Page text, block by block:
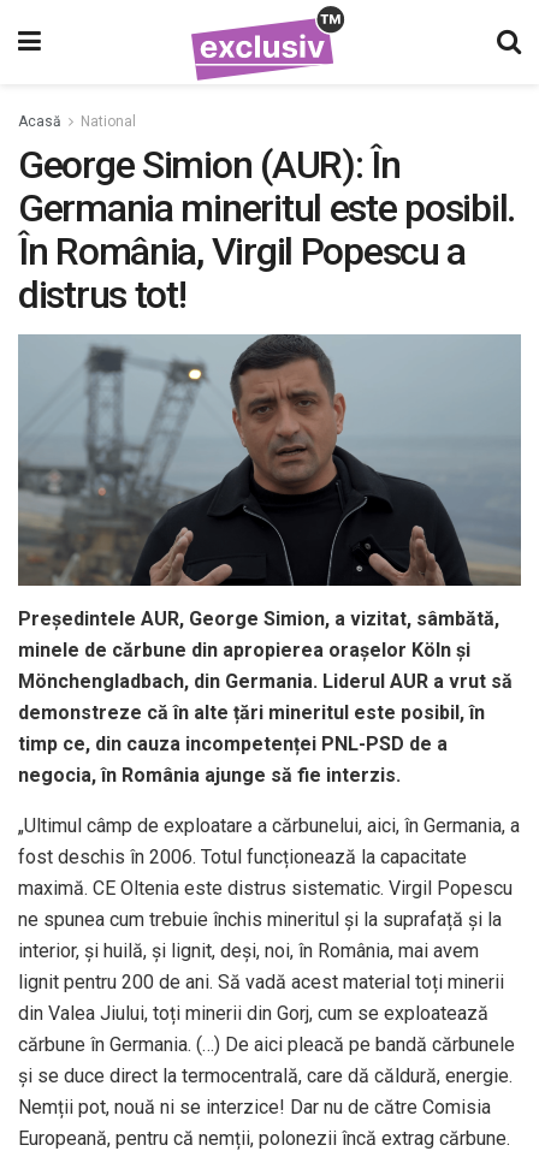
Acasă National
George Simion (AUR): În
Germania mineritul este posibil.
În România, Virgil Popescu a
distrus tot!
Președintele AUR, George Simion, a vizitat, sâmbătă,
minele de cărbune din apropierea orașelor Köln și
Mönchengladbach, din Germania. Liderul AUR a vrut să
demonstreze că în alte țări mineritul este posibil, în
timp ce, din cauza incompetenței PNL-PSD de a
negocia, în România ajunge să fie interzis.
„Ultimul câmp de exploatare a cărbunelui, aici, în Germania, a
fost deschis în 2006. Totul funcționează la capacitate
maximă. CE Oltenia este distrus sistematic. Virgil Popescu
ne spunea cum trebuie închis mineritul și la suprafață și la
interior, și huilă, și lignit, deși, noi, în România, mai avem
lignit pentru 200 de ani. Să vadă acest material toți minerii
din Valea Jiului, toți minerii din Gorj, cum se exploatează
cărbune în Germania. (…) De aici pleacă pe bandă cărbunele
și se duce direct la termocentrală, care dă căldură, energie.
Nemții pot, nouă ni se interzice! Dar nu de către Comisia
Europeană, pentru că nemții, polonezii încă extrag cărbune.